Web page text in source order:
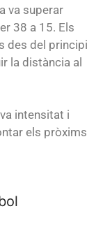
va superar
38 a 15. Els
des del principi
la distància al
intensitat i
els pròxims